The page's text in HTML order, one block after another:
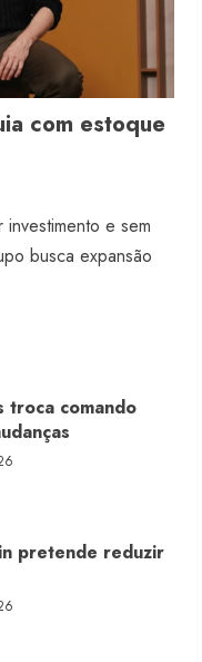
com estoque
e sem
busca expansão
troca comando
pretende reduzir